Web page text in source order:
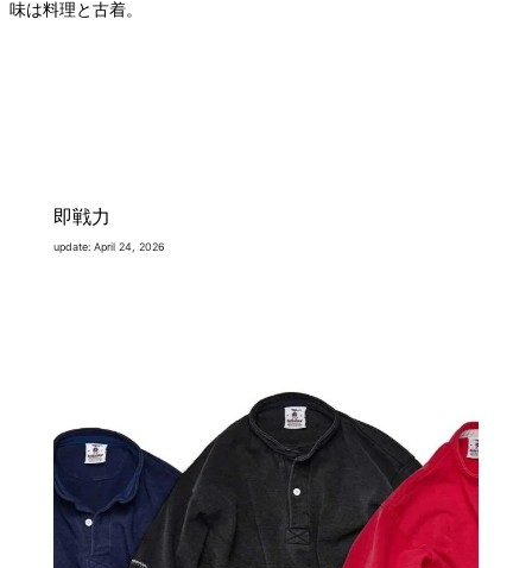
味は料理と古着。
即戦力
update: April 24, 2026